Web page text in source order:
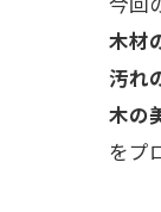
今回
木材
汚れ
木の
をプ